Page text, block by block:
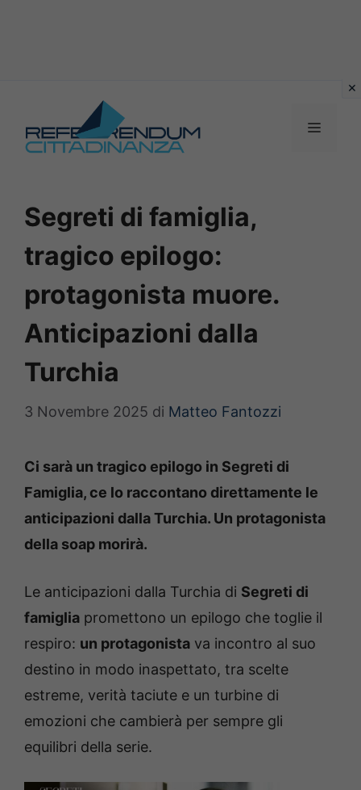
contenuto
MENU
Segreti di famiglia,
tragico epilogo:
protagonista muore.
Anticipazioni dalla
Turchia
3 Novembre 2025 di Matteo Fantozzi
Ci sarà un tragico epilogo in Segreti di
Famiglia, ce lo raccontano direttamente le
anticipazioni dalla Turchia. Un protagonista
della soap morirà.
Le anticipazioni dalla Turchia di Segreti di
famiglia promettono un epilogo che toglie il
respiro: un protagonista va incontro al suo
destino in modo inaspettato, tra scelte
estreme, verità taciute e un turbine di
emozioni che cambierà per sempre gli
equilibri della serie.